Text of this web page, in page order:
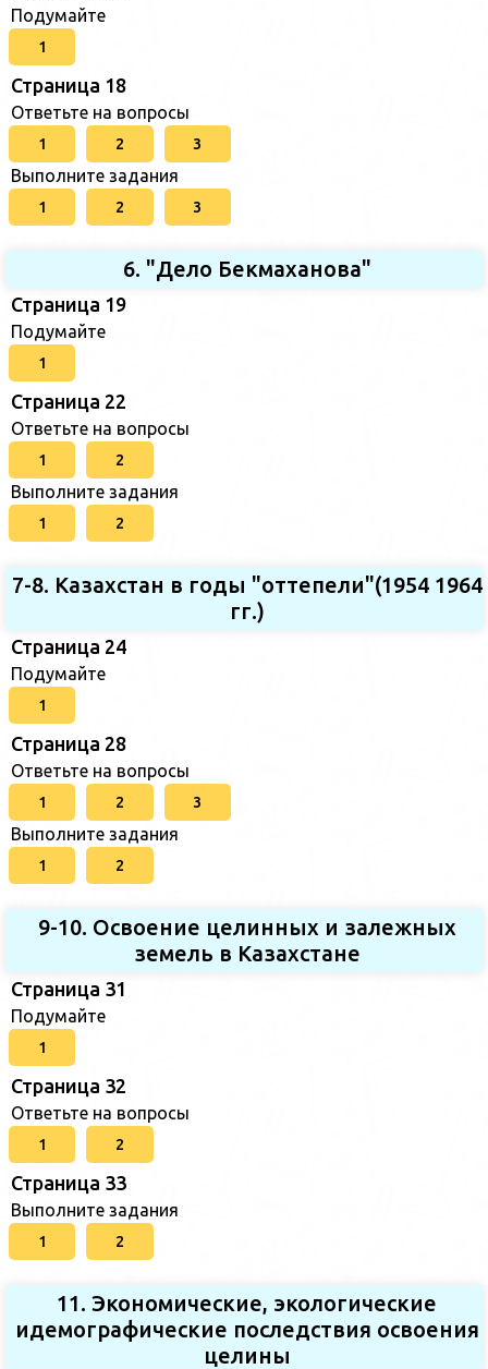
Подумайте
1
Страница 18
Ответьте на вопросы
1 2 3
Выполните задания
1 2 3
6. "Дело Бекмаханова"
Страница 19
Подумайте
1
Страница 22
Ответьте на вопросы
1 2
Выполните задания
1 2
7-8. Казахстан в годы "оттепели"(1954 1964
гг.)
Страница 24
Подумайте
1
Страница 28
Ответьте на вопросы
1 2 3
Выполните задания
1 2
9-10. Освоение целинных и залежных
земель в Казахстане
Страница 31
Подумайте
1
Страница 32
Ответьте на вопросы
1 2
Страница 33
Выполните задания
1 2
11. Экономические, экологические
идемографические последствия освоения
целины